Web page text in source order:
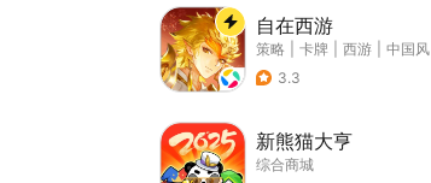
自在西游
策略 卡牌 西游
中国风
3.3
新熊猫大亨
综合商城